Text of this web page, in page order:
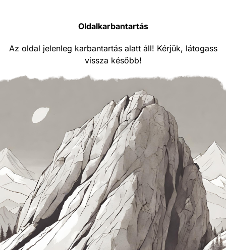
Oldalkarbantartás
Az oldal jelenleg karbantartás alatt áll! Kérjük, látogass
vissza később!